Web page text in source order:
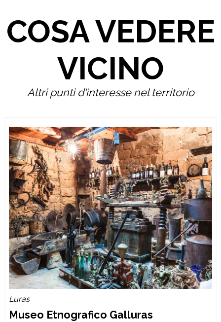
COSA VEDERE
VICINO
Altri punti d'interesse nel territorio
Luras
Museo Etnografico Galluras